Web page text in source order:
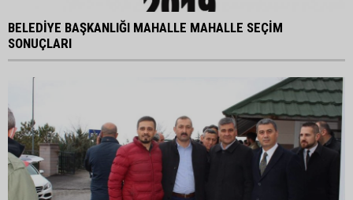
BELEDİYE BAŞKANLIĞI MAHALLE MAHALLE SEÇİM
SONUÇLARI